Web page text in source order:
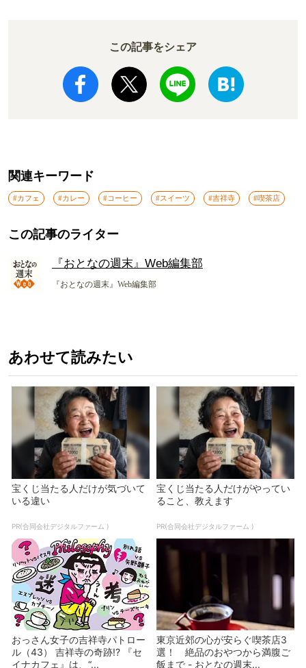
この記事をシェア
関連キーワード
#カフェ #カレー #コーヒー #スイーツ #吉祥寺 #喫茶店
この記事のライター
『おとなの週末』Web編集部
『おとなの週末』Web編集部
あわせて読みたい
宝くじ当たる人だけが気づいて
いる違い
PR(合同会社デジタルファーム )
宝くじ当たる人だけがやってい
ること、教えます
PR(合同会社デジタルファーム )
おっさん女子の吉祥寺パトロー
ル（43） 吉祥寺の奇跡!? 『セ
イナカフェ』は、“...
東京近郊の心が安らぐ喫茶店3
選！ 絶品のおやつから満腹ご
飯まで - おとなの週末...